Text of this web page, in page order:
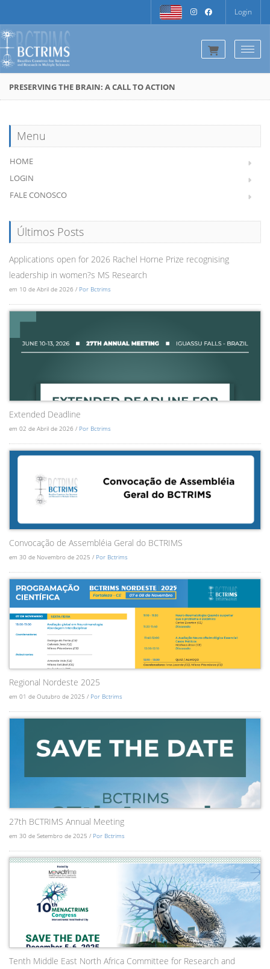
Login
PRESERVING THE BRAIN: A CALL TO ACTION
Menu
HOME
LOGIN
FALE CONOSCO
Últimos Posts
Applications open for 2026 Rachel Horne Prize recognising
leadership in women?s MS Research
em 10 de Abril de 2026 / Por Bctrims
Extended Deadline
em 02 de Abril de 2026 / Por Bctrims
Convocação de Assembléia Geral do BCTRIMS
em 30 de Novembro de 2025 / Por Bctrims
Regional Nordeste 2025
em 01 de Outubro de 2025 / Por Bctrims
27th BCTRIMS Annual Meeting
em 30 de Setembro de 2025 / Por Bctrims
Tenth Middle East North Africa Committee for Research and